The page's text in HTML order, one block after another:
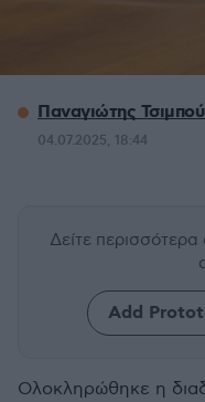
Παναγιώτης
04.07.2025, 18:44
Δείτε
Add
Ολοκληρώθηκε η